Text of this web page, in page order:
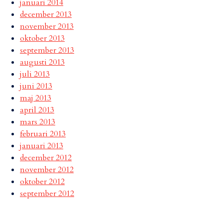
januari 2014
december 2013
november 2013
oktober 2013
september 2013
augusti 2013
juli 2013
juni 2013
maj 2013
april 2013
mars 2013
februari 2013
januari 2013
december 2012
november 2012
oktober 2012
september 2012